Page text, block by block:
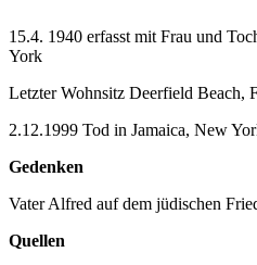
15.4. 1940 erfasst mit Frau und
York
Letzter Wohnsitz Deerfield Beach,
2.12.1999 Tod in Jamaica, New
Gedenken
Vater Alfred auf dem jüdischen
Quellen